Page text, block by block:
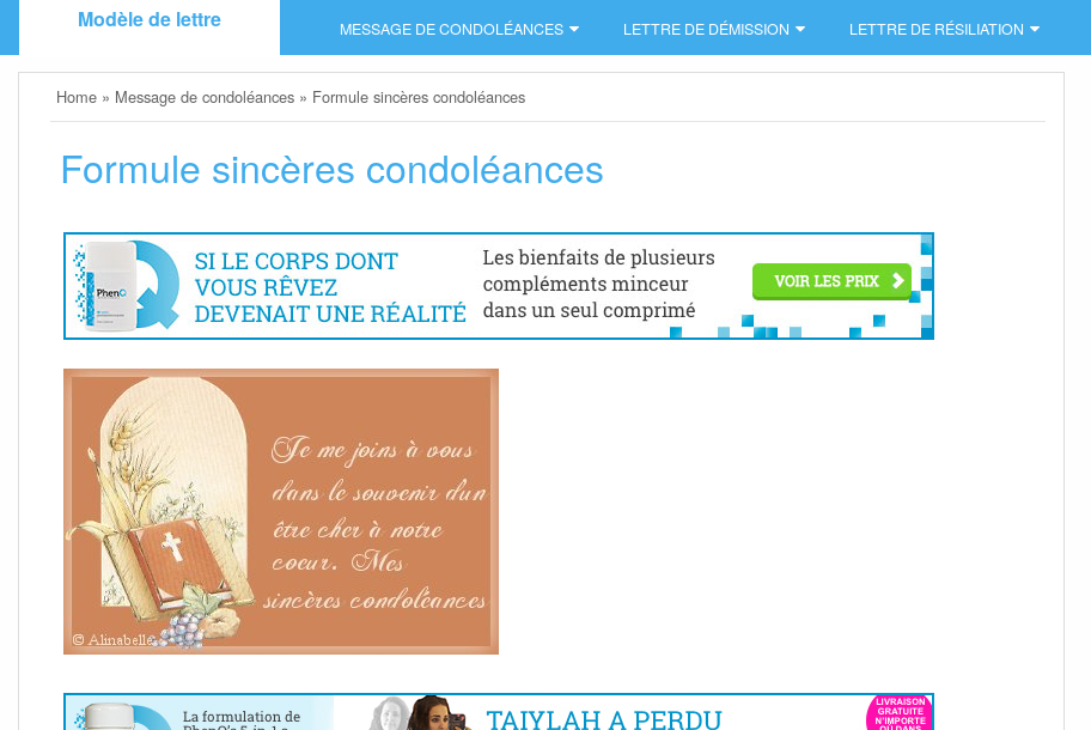
Modèle de lettre MESSAGE DE CONDOLÉANCES LETTRE DE DÉMISSION LETTRE DE RÉSILIATION
Home » Message de condoléances » Formule sincères condoléances
Formule sincères condoléances